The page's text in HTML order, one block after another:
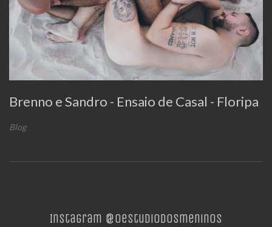
Brenno e Sandro - Ensaio de Casal - Floripa
Blog
Instagram @oestudiodosmeninos